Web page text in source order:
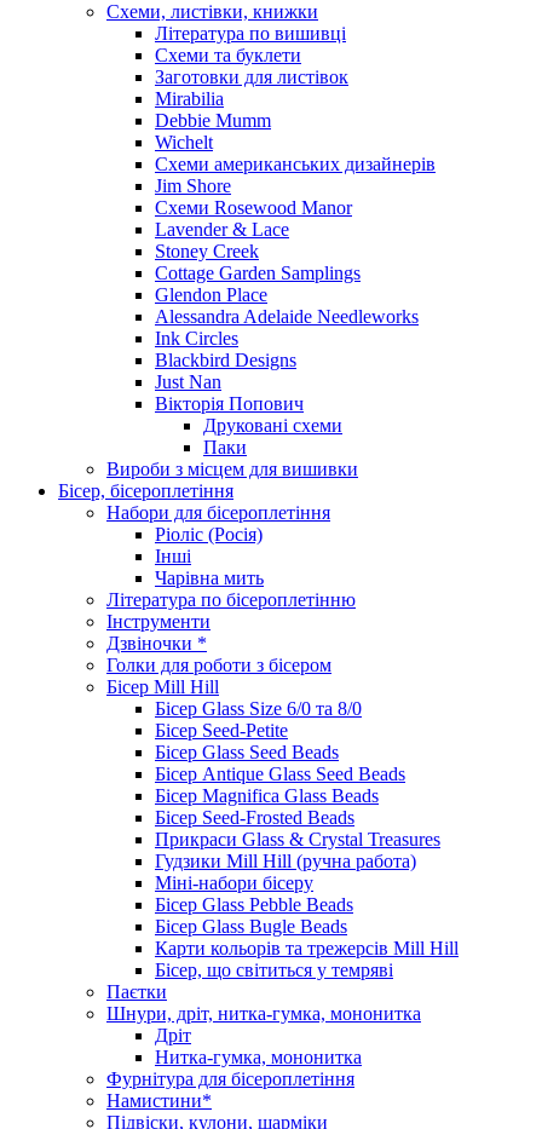
Схеми, листівки, книжки
Література по вишивці
Схеми та буклети
Заготовки для листівок
Mirabilia
Debbie Mumm
Wichelt
Схеми американських дизайнерів
Jim Shore
Cхеми Rosewood Manor
Lavender & Lace
Stoney Creek
Cottage Garden Samplings
Glendon Place
Alessandra Adelaide Needleworks
Ink Circles
Blackbird Designs
Just Nan
Вікторія Попович
Друковані схеми
Паки
Вироби з місцем для вишивки
Бісер, бісероплетіння
Набори для бісероплетіння
Ріоліс (Росія)
Інші
Чарівна мить
Література по бісероплетінню
Інструменти
Дзвіночки *
Голки для роботи з бісером
Бісер Mill Hill
Бісер Glass Size 6/0 та 8/0
Бісер Seed-Petite
Бісер Glass Seed Beads
Бісер Antique Glass Seed Beads
Бісер Magnifica Glass Beads
Бісер Seed-Frosted Beads
Прикраси Glass & Crystal Treasures
Гудзики Mill Hill (ручна работа)
Міні-набори бісеру
Бісер Glass Pebble Beads
Бісер Glass Bugle Beads
Карти кольорів та трежерсів Mill Hill
Бісер, що світиться у темряві
Паєтки
Шнури, дріт, нитка-гумка, мононитка
Дріт
Нитка-гумка, мононитка
Фурнітура для бісероплетіння
Намистини*
Підвіски, кулони, шарміки